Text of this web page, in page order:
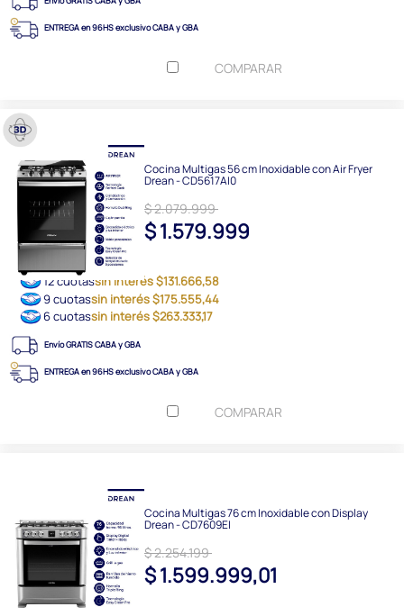
ENTREGA en 96HS exclusivo CABA y GBA
COMPARAR
Cocina Multigas 56 cm Inoxidable con Air Fryer
Drean - CD5617AI0
$ 2.079.999
$ 1.579.999
12 cuotassin interés $131.666,58
9 cuotassin interés $175.555,44
6 cuotassin interés $263.333,17
Envío GRATIS CABA y GBA
ENTREGA en 96HS exclusivo CABA y GBA
COMPARAR
Cocina Multigas 76 cm Inoxidable con Display
Drean - CD7609EI
$ 2.254.199
$ 1.599.999,01